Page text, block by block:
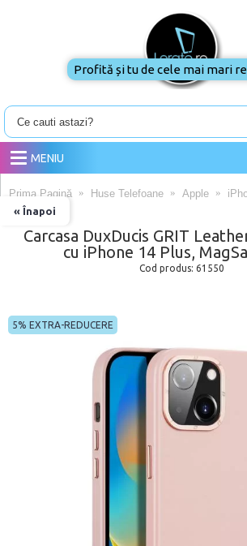
MENIU
« Înapoi
Prima Pagină Huse Telefoane Apple
Carcasa DuxDucis GRIT
cu iPhone 14 Plus,
Cod produs: 61550
5% EXTRA-REDUCERE
Profită și tu de cele mai mari